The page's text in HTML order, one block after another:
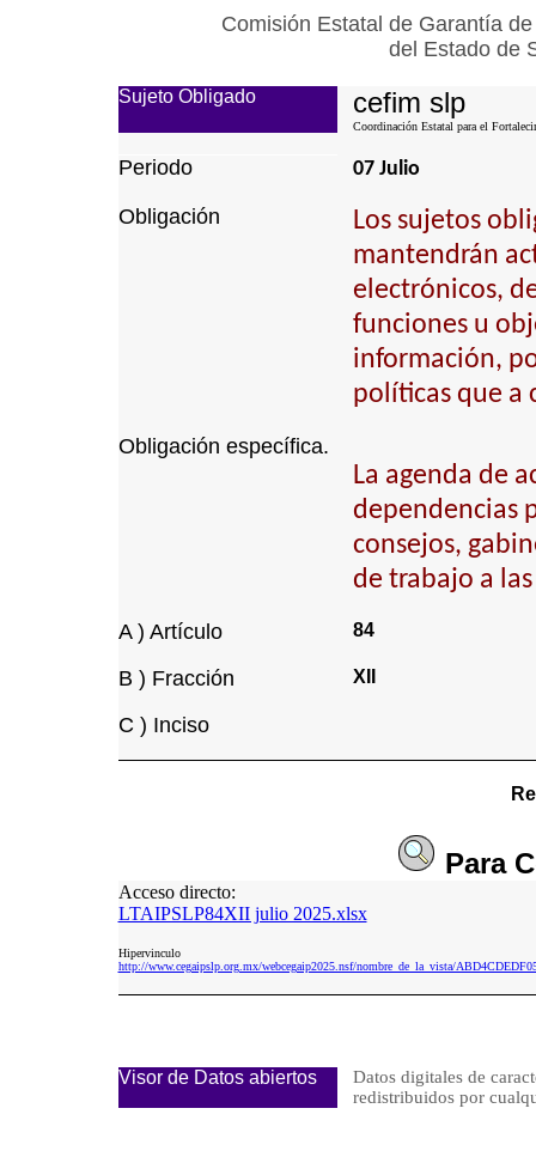
Comisión Estatal de Garantía
del Estado de
Sujeto Obligado cefim slp
Coordinación Estatal para el
Periodo 07 Julio
Obligación
Los sujetos
mantendrán
electrónicos,
funciones u
información,
políticas que a
Obligación específica.
La agenda de
dependencias
consejos,
de trabajo a
A ) Artículo 84
B ) Fracción XII
C ) Inciso
Para
Acceso directo:
LTAIPSLP84XII julio 2025.xlsx
Hipervinculo
http://www.cegaipslp.org.mx/webcegaip2025.nsf/nombre_de_la_vista/
Visor de Datos abiertos
Datos digitales de
redistribuidos por